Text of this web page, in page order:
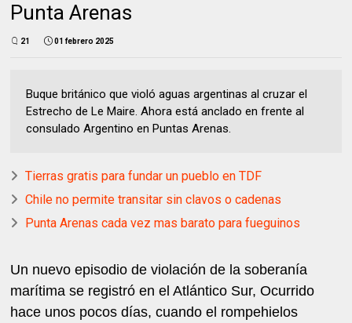
Punta Arenas
21 01 febrero 2025
Buque británico que violó aguas argentinas al cruzar el
Estrecho de Le Maire. Ahora está anclado en frente al
consulado Argentino en Puntas Arenas.
Tierras gratis para fundar un pueblo en TDF
Chile no permite transitar sin clavos o cadenas
Punta Arenas cada vez mas barato para fueguinos
Un nuevo episodio de violación de la soberanía
marítima se registró en el Atlántico Sur, Ocurrido
hace unos pocos días, cuando el rompehielos